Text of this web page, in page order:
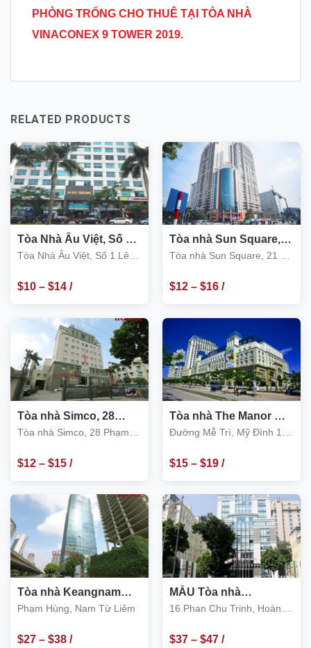
PHÒNG TRỐNG CHO THU Ê TẠI TÒA NHÀ
VINACONEX 9 TOWER 2019.
RELATED PRODUCTS
Tòa Nhà Âu Việt, Số 1
Lê Đức Thọ, Nam Từ
Tòa Nhà Âu Việt, Số 1 Lê
$10– $14/
m2
Tòa nhà Sun Square,
21 Lê Đức Thọ, Nam
Tòa nhà Sun Square, 21 Lê
$12– $16/
m2
Tòa nhà Simco, 28
Phạm Hùng, Nam Từ
Tòa nhà Simco, 28 Phạm
$12– $15/
m2
Tòa nhà The Manor Mễ
Trì, Nam Từ Liêm
Đường Mễ Trì, Mỹ Đình 1,
$15– $19/
m2
Tòa nhà Keangnam
Hanoi Landmark Tower,
Liêm
Phạm Hùng, Nam Từ Liêm
$27– $38/
MẪU Tòa nhà
Cornerstone
16 Phan Chu Trinh, Hoàn
$37– $47/